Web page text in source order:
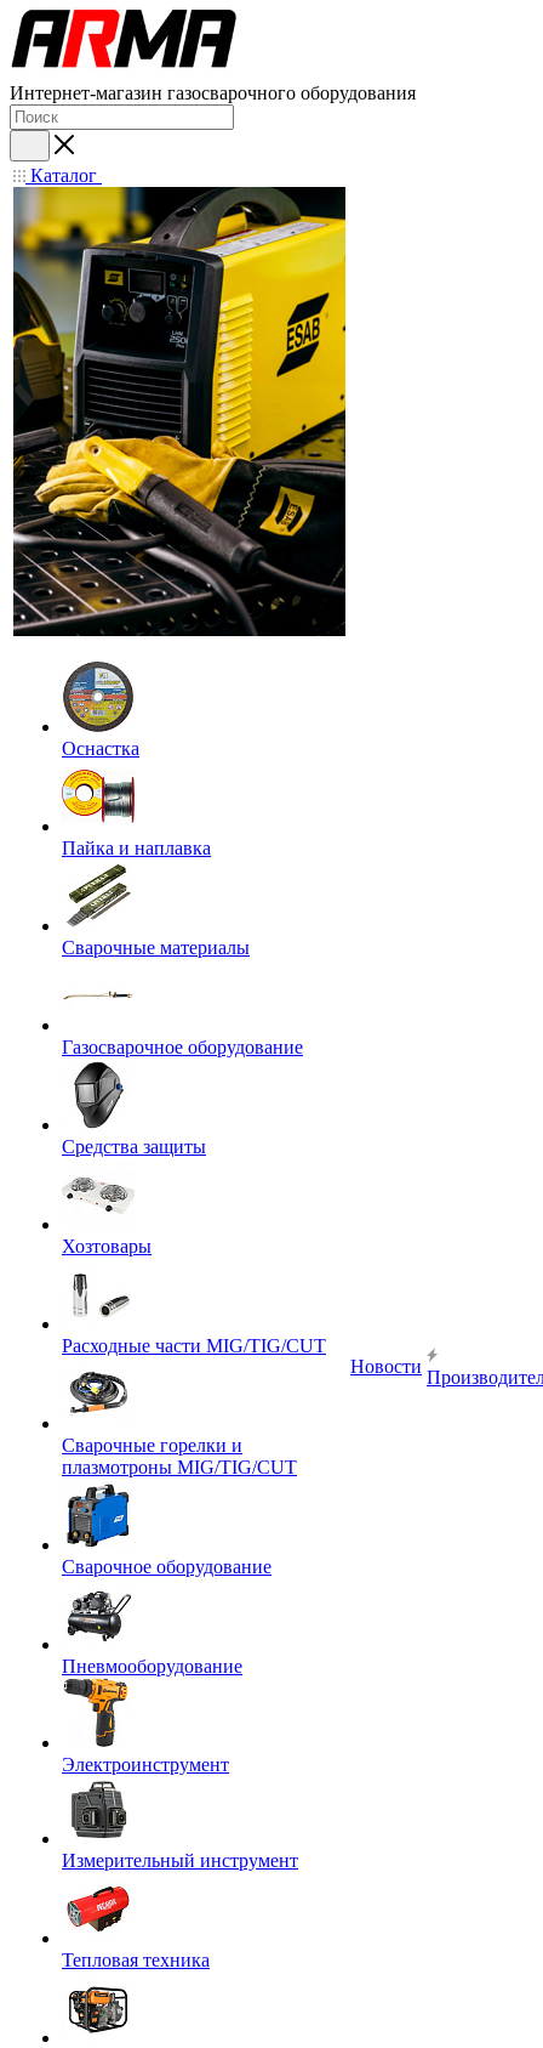
Интернет-магазин газосварочного оборудования
Каталог
Оснастка
Пайка и наплавка
Сварочные материалы
Газосварочное оборудование
Средства защиты
Хозтовары
Расходные части MIG/TIG/CUT
Сварочные горелки и
плазмотроны MIG/TIG/CUT
Сварочное оборудование
Пневмооборудование
Электроинструмент
Измерительный инструмент
Тепловая техника
Новости